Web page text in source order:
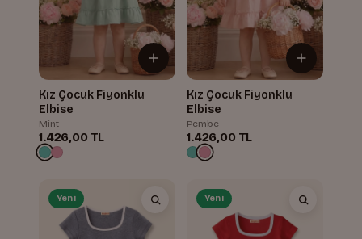
Kız Çocuk Fiyonklu
Elbise
Mint
1.426,00 TL
Kız Çocuk Fiyonklu
Elbise
Pembe
1.426,00 TL
Yeni Yeni